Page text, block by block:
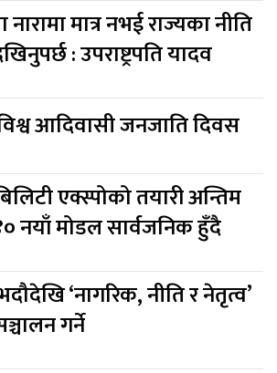
मात्र नभई राज्यका नीति
: उपराष्ट्रपति यादव
आदिवासी जनजाति दिवस
एक्स्पोको तयारी अन्तिम
नयाँ मोडल सार्वजनिक हुँदै
‘नागरिक, नीति र नेतृत्व’
गर्ने